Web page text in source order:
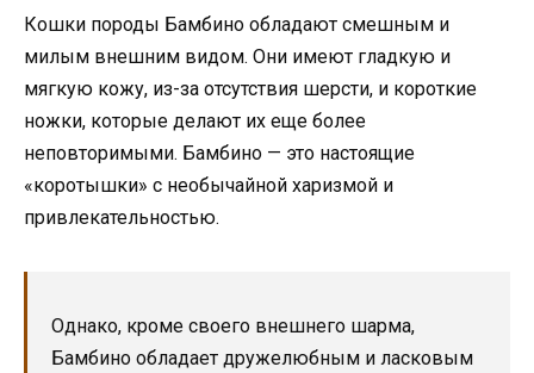
Кошки породы Бамбино обладают смешным и
милым внешним видом. Они имеют гладкую и
мягкую кожу, из-за отсутствия шерсти, и короткие
ножки, которые делают их еще более
неповторимыми. Бамбино — это настоящие
«коротышки» с необычайной харизмой и
привлекательностью.
Однако, кроме своего внешнего шарма,
Бамбино обладает дружелюбным и ласковым